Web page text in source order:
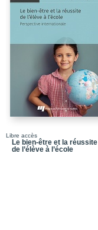
Libre accès
Le bien-être et la réussite
de l’élève à l’école